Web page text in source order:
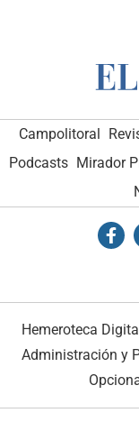
Campolitoral
Podcasts Mirador
Hemeroteca
Administración y